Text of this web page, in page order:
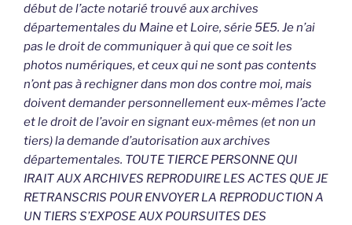
début de l’acte notarié trouvé aux archives
départementales du Maine et Loire, série 5E5. Je n’ai
pas le droit de communiquer à qui que ce soit les
photos numériques, et ceux qui ne sont pas contents
n’ont pas à rechigner dans mon dos contre moi, mais
doivent demander personnellement eux-mêmes l’acte
et le droit de l’avoir en signant eux-mêmes (et non un
tiers) la demande d’autorisation aux archives
départementales. TOUTE TIERCE PERSONNE QUI
IRAIT AUX ARCHIVES REPRODUIRE LES ACTES QUE JE
RETRANSCRIS POUR ENVOYER LA REPRODUCTION A
UN TIERS S’EXPOSE AUX POURSUITES DES